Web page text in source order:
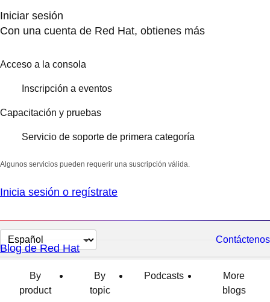
Iniciar sesión
Con una cuenta de Red Hat, obtienes más
Acceso a la consola
Inscripción a eventos
Capacitación y pruebas
Servicio de soporte de primera categoría
Algunos servicios pueden requerir una suscripción válida.
Inicia sesión o regístrate
Cambiar
el
idioma
Contáctenos
Blog de Red Hat
By
product
By
topic
Podcasts
More
blogs